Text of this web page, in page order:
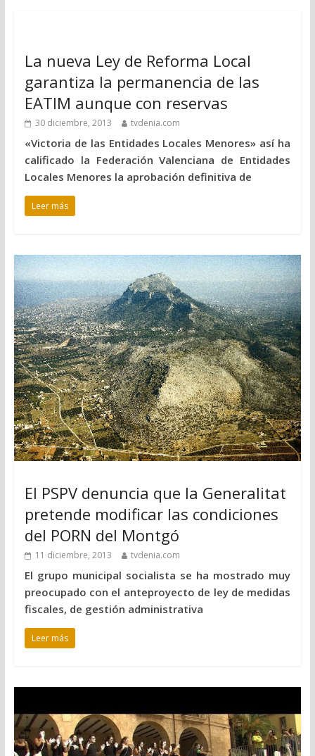
La nueva Ley de Reforma Local
garantiza la permanencia de las
EATIM aunque con reservas
30 diciembre, 2013 tvdenia.com
«Victoria de las Entidades Locales Menores» así ha
calificado la Federación Valenciana de Entidades
Locales Menores la aprobación definitiva de
Leer más
El PSPV denuncia que la Generalitat
pretende modificar las condiciones
del PORN del Montgó
11 diciembre, 2013 tvdenia.com
El grupo municipal socialista se ha mostrado muy
preocupado con el anteproyecto de ley de medidas
fiscales, de gestión administrativa
Leer más